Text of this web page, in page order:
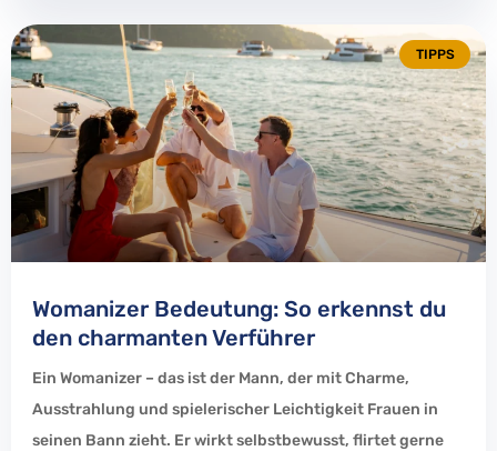
TIPPS
Womanizer Bedeutung: So erkennst du
den charmanten Verführer
Ein Womanizer – das ist der Mann, der mit Charme,
Ausstrahlung und spielerischer Leichtigkeit Frauen in
seinen Bann zieht. Er wirkt selbstbewusst, flirtet gerne